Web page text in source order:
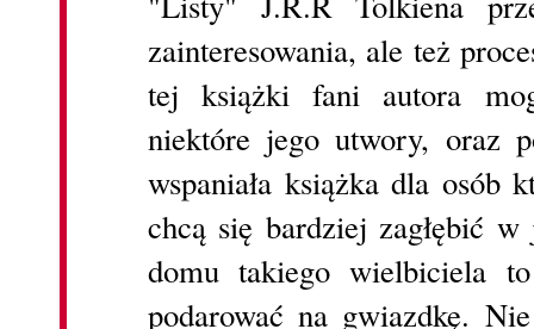
zainteresowania, ale też
tej książki fani autora
niektóre jego utwory, oraz
wspaniała książka dla
chcą się bardziej zagłębić
domu takiego wielbiciela
podarować na gwiazdkę.